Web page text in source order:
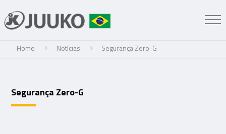
Home Notícias Segurança Zero-G
Segurança Zero-G